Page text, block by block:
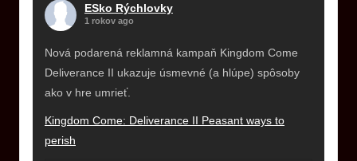
ESko Rýchlovky
1 rokov ago
Nová podarená reklamná kampaň Kingdom Come
Deliverance II ukazuje úsmevné (a hlúpe) spôsoby
ako v hre umrieť.
Kingdom Come: Deliverance II Peasant ways to
perish